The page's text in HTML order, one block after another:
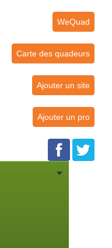
WeQuad
Carte des quadeurs
Ajouter un site
Ajouter un pro